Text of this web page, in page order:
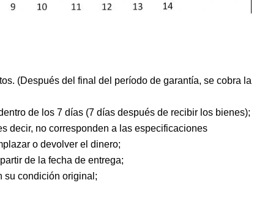
(Después del final del período de garantía, se cobra la
de los 7 días (7 días después de recibir los bienes);
decir, no corresponden a las especificaciones
o devolver el dinero;
de la fecha de entrega;
su condición original;